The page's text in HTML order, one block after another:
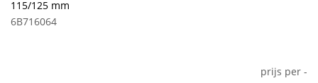
115/125 mm
6B716064
prijs per -